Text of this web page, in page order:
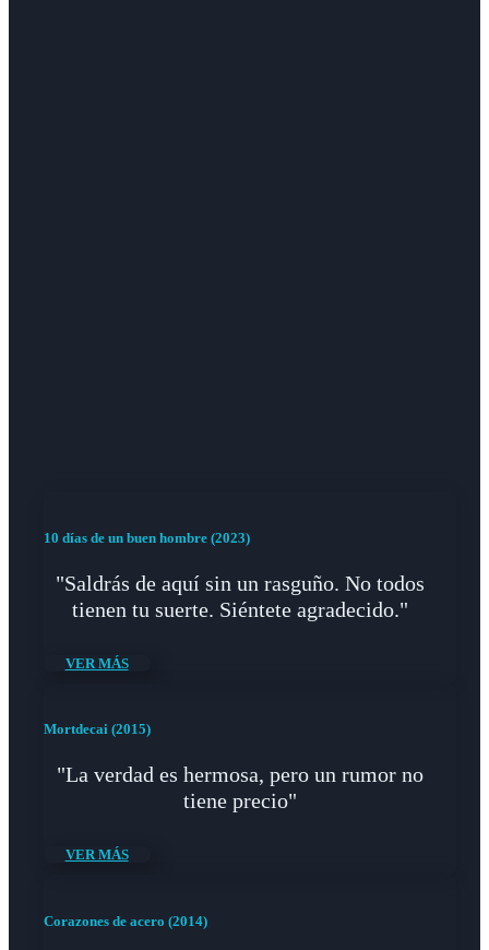
10 días de un buen hombre (2023)
"Saldrás de aquí sin un rasguño. No todos
tienen tu suerte. Siéntete agradecido."
VER MÁS
Mortdecai (2015)
"La verdad es hermosa, pero un rumor no
tiene precio"
VER MÁS
Corazones de acero (2014)